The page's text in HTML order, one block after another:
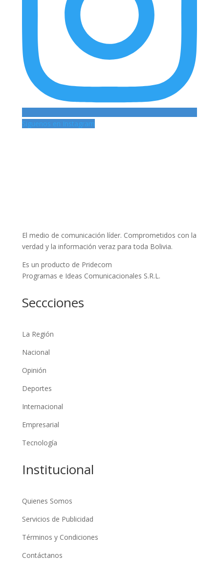
Siguenos en Instagram
El medio de comunicación líder. Comprometidos con la
verdad y la información veraz para toda Bolivia.
Es un producto de Pridecom
Programas e Ideas Comunicacionales S.R.L.
Seccciones
La Región
Nacional
Opinión
Deportes
Internacional
Empresarial
Tecnología
Institucional
Quienes Somos
Servicios de Publicidad
Términos y Condiciones
Contáctanos